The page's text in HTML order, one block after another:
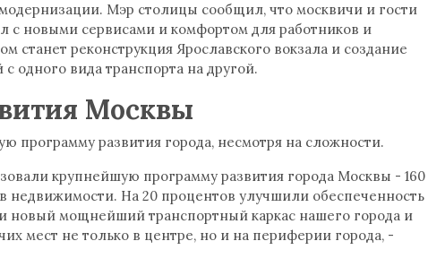
Мэр столицы сообщил, что москвичи и гости
с новыми сервисами и комфортом для работников и
станет реконструкция Ярославского вокзала и создание
одного вида транспорта на другой.
Москвы
программу развития города, несмотря на сложности.
крупнейшую программу развития города Москвы - 160
недвижимости. На 20 процентов улучшили обеспеченность
новый мощнейший транспортный каркас нашего города и
мест не только в центре, но и на периферии города, -